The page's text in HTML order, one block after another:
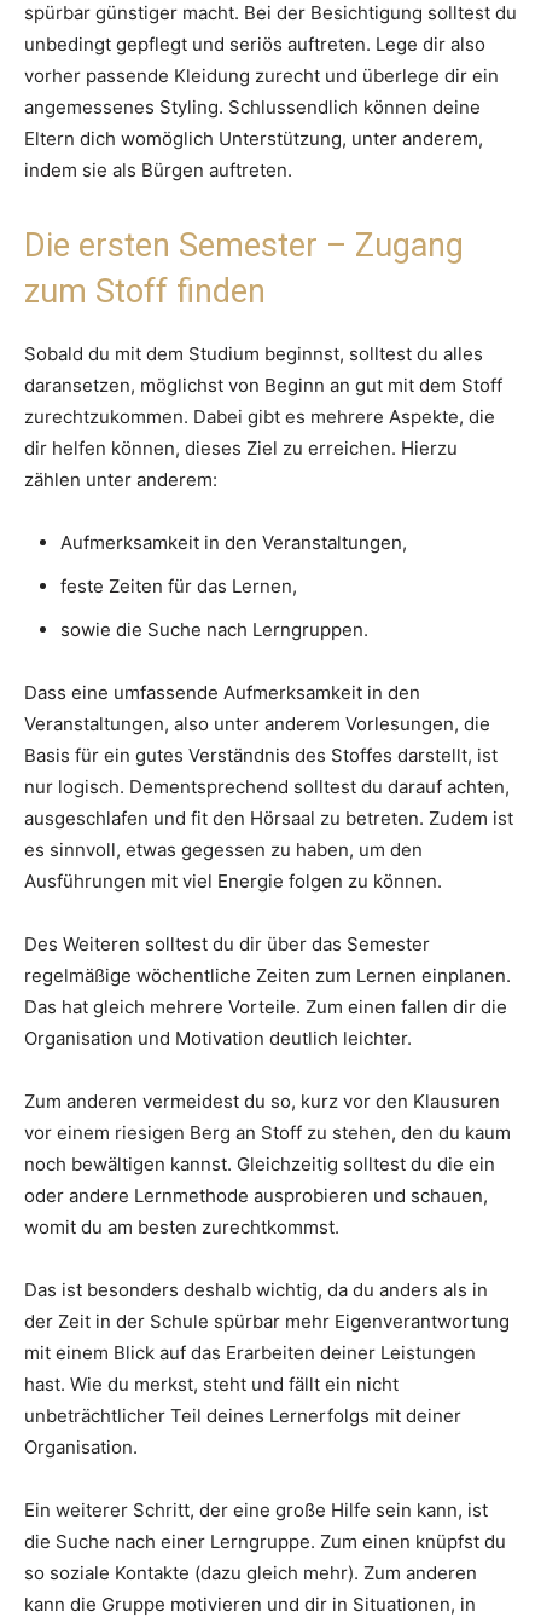
spürbar günstiger macht. Bei der Besichtigung solltest du
unbedingt gepflegt und seriös auftreten. Lege dir also
vorher passende Kleidung zurecht und überlege dir ein
angemessenes Styling. Schlussendlich können deine
Eltern dich womöglich Unterstützung, unter anderem,
indem sie als Bürgen auftreten.
Die ersten Semester – Zugang
zum Stoff finden
Sobald du mit dem Studium beginnst, solltest du alles
daransetzen, möglichst von Beginn an gut mit dem Stoff
zurechtzukommen. Dabei gibt es mehrere Aspekte, die
dir helfen können, dieses Ziel zu erreichen. Hierzu
zählen unter anderem:
Aufmerksamkeit in den Veranstaltungen,
feste Zeiten für das Lernen,
sowie die Suche nach Lerngruppen.
Dass eine umfassende Aufmerksamkeit in den
Veranstaltungen, also unter anderem Vorlesungen, die
Basis für ein gutes Verständnis des Stoffes darstellt, ist
nur logisch. Dementsprechend solltest du darauf achten,
ausgeschlafen und fit den Hörsaal zu betreten. Zudem ist
es sinnvoll, etwas gegessen zu haben, um den
Ausführungen mit viel Energie folgen zu können.
Des Weiteren solltest du dir über das Semester
regelmäßige wöchentliche Zeiten zum Lernen einplanen.
Das hat gleich mehrere Vorteile. Zum einen fallen dir die
Organisation und Motivation deutlich leichter.
Zum anderen vermeidest du so, kurz vor den Klausuren
vor einem riesigen Berg an Stoff zu stehen, den du kaum
noch bewältigen kannst. Gleichzeitig solltest du die ein
oder andere Lernmethode ausprobieren und schauen,
womit du am besten zurechtkommst.
Das ist besonders deshalb wichtig, da du anders als in
der Zeit in der Schule spürbar mehr Eigenverantwortung
mit einem Blick auf das Erarbeiten deiner Leistungen
hast. Wie du merkst, steht und fällt ein nicht
unbeträchtlicher Teil deines Lernerfolgs mit deiner
Organisation.
Ein weiterer Schritt, der eine große Hilfe sein kann, ist
die Suche nach einer Lerngruppe. Zum einen knüpfst du
so soziale Kontakte (dazu gleich mehr). Zum anderen
kann die Gruppe motivieren und dir in Situationen, in